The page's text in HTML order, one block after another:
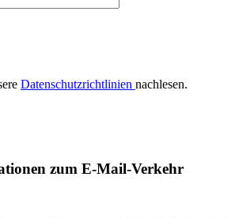
Datenschutzrichtlinien nachlesen.
zum E-Mail-Verkehr